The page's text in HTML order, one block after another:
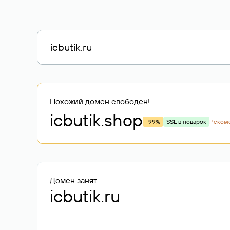
Похожий домен свободен!
icbutik.shop -99% SSL в подарок
Домен занят
icbutik.ru